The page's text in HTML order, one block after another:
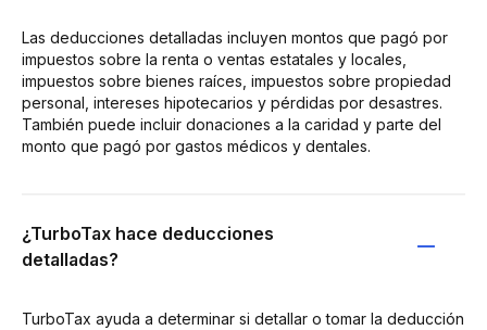
Las deducciones detalladas incluyen montos que pagó por
impuestos sobre la renta o ventas estatales y locales,
impuestos sobre bienes raíces, impuestos sobre propiedad
personal, intereses hipotecarios y pérdidas por desastres.
También puede incluir donaciones a la caridad y parte del
monto que pagó por gastos médicos y dentales.
¿TurboTax hace deducciones
detalladas?
TurboTax ayuda a determinar si detallar o tomar la deducción